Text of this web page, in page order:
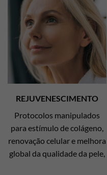
REJUVENESCIMENTO
Protocolos manipulados
para estímulo de colágeno,
renovação celular e melhora
global da qualidade da pele,